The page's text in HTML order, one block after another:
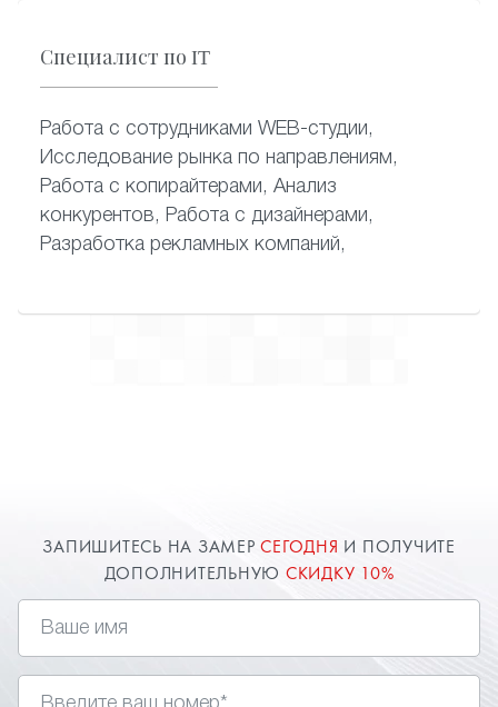
Специалист по IT
Работа с сотрудниками WEB-студии,
Исследование рынка по направлениям,
Работа с копирайтерами, Анализ
конкурентов, Работа с дизайнерами,
Разработка рекламных компаний,
ЗАПИШИТЕСЬ НА ЗАМЕРСЕГОДНЯ И ПОЛУЧИТЕ
ДОПОЛНИТЕЛЬНУЮ СКИДКУ 10%